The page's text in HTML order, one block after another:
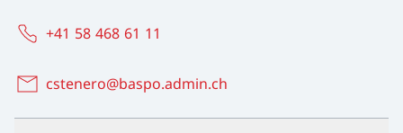
+41 58 468 61 11
cstenero@baspo.admin.ch